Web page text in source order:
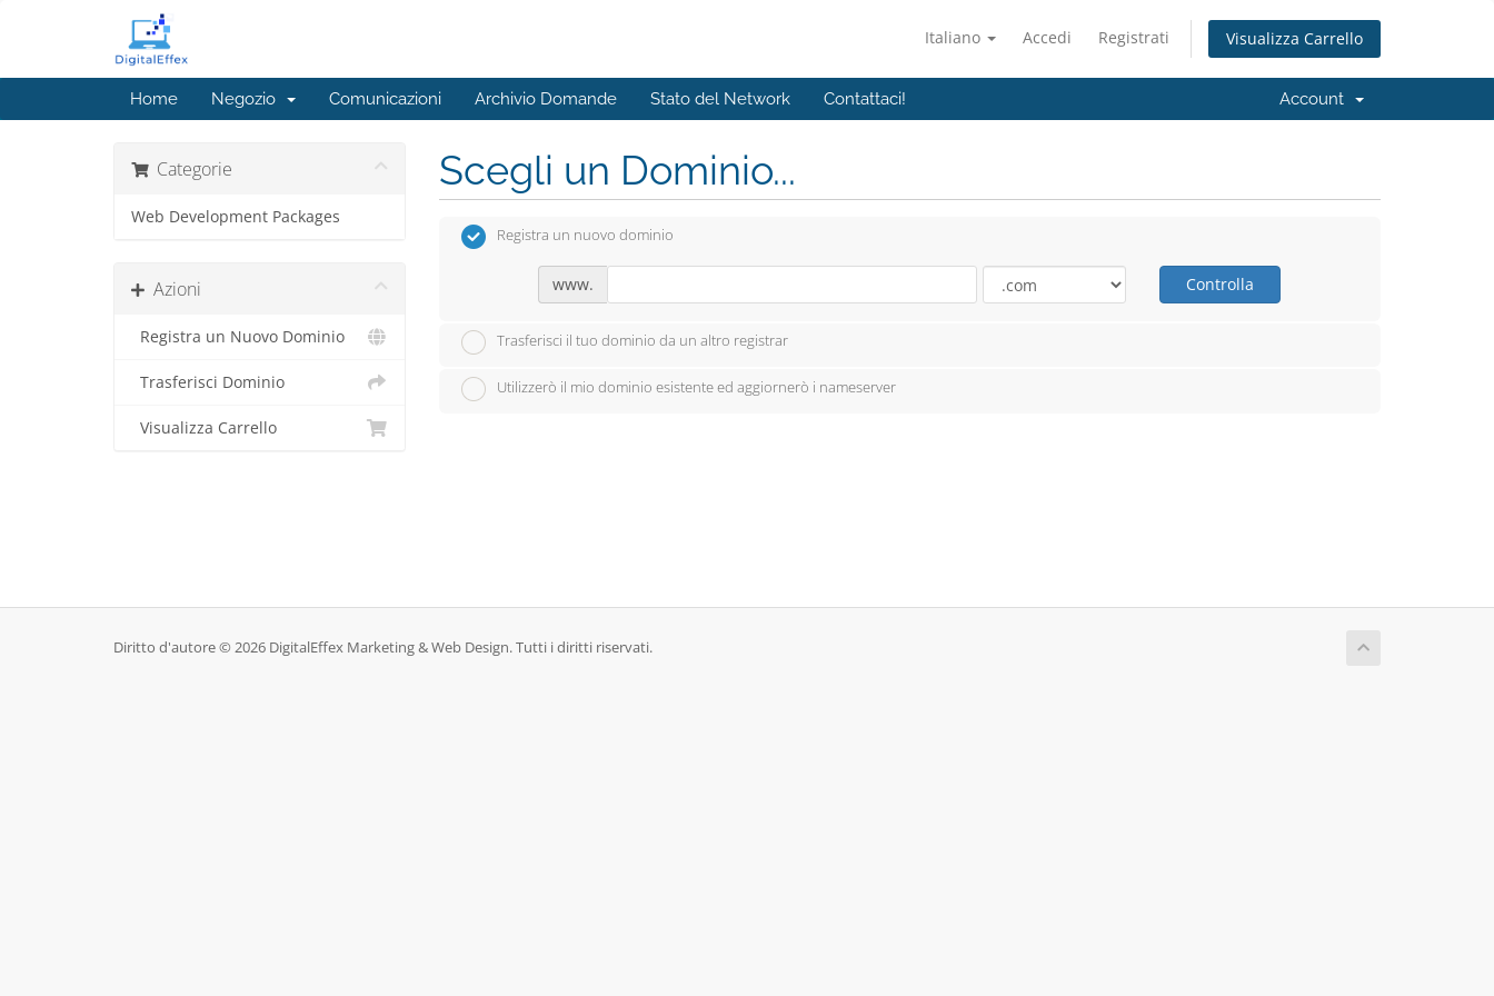
Italiano Accedi Registrati Visualizza Carrello
Home Negozio Comunicazioni Archivio Domande Stato del Network Contattaci! Account
Categorie
Web Development Packages
Azioni
Registra un Nuovo Dominio
Trasferisci Dominio
Visualizza Carrello
Scegli un Dominio...
Registra un nuovo dominio
www. Controlla
Trasferisci il tuo dominio da un altro registrar
Utilizzerò il mio dominio esistente ed aggiornerò i nameserver
Diritto d'autore © 2026 DigitalEffex Marketing & Web Design. Tutti i diritti riservati.